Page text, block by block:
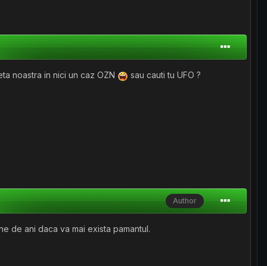
noastra in nici un caz OZN sau cauti tu UFO ?
Author
de ani daca va mai exista pamantul.